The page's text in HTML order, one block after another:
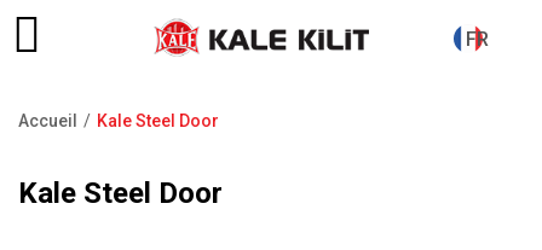
FR
d'Ariane
Accueil Kale Steel Door
Kale Steel Door